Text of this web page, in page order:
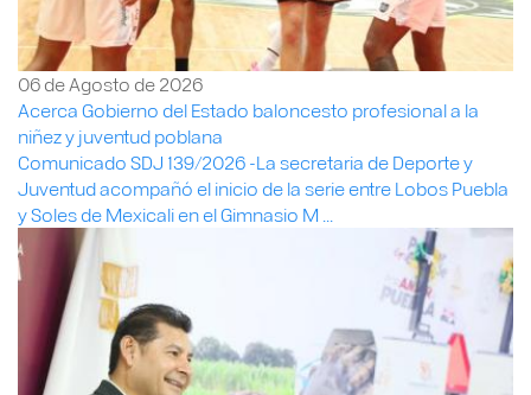
06 de Agosto de 2026
Acerca Gobierno del Estado baloncesto profesional a la
niñez y juventud poblana
Comunicado SDJ 139/2026 -La secretaria de Deporte y
Juventud acompañó el inicio de la serie entre Lobos Puebla
y Soles de Mexicali en el Gimnasio M ...